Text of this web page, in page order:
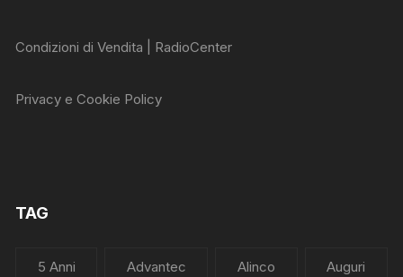
Condizioni di Vendita | RadioCenter
Privacy e Cookie Policy
TAG
5 Anni Advantec Alinco Auguri